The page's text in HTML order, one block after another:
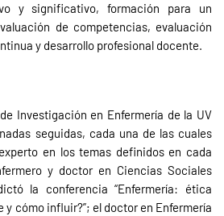
y significativo, formación para un
de competencias, evaluación
y desarrollo profesional docente.
Investigación en Enfermería de la UV
seguidas, cada una de las cuales
en los temas definidos en cada
y doctor en Ciencias Sociales
la conferencia “Enfermería: ética
y cómo influir?”; el doctor en Enfermería